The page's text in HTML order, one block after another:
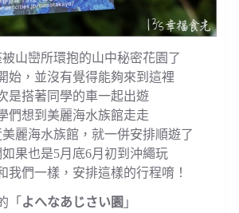
山巒所環抱的山中秘密花園了
始，並沒有覺得能夠來到這裡
是搭著同學的車一起出遊
們想到美麗海水族館走走
麗海水族館，就一併安排順遊了
果也是5月底6月初到沖繩玩
我們一樣，安排這樣的行程唷！
「 よへなあじさい園 」